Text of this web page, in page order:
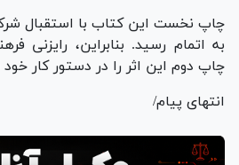
چاپ نخست این کتاب با استقبال
به اتمام رسید. بنابراین، رایزنی
چاپ دوم این اثر را در دستور کار
انتهای پیام/